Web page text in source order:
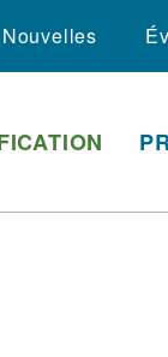
Nouvelles